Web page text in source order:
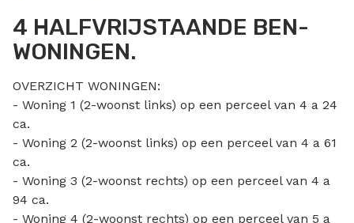
4 HALFVRIJSTAANDE BEN-
WONINGEN.
OVERZICHT WONINGEN:
- Woning 1 (2-woonst links) op een perceel van 4 a 24
ca.
- Woning 2 (2-woonst links) op een perceel van 4 a 61
ca.
- Woning 3 (2-woonst rechts) op een perceel van 4 a
94 ca.
- Woning 4 (2-woonst rechts) op een perceel van 5 a